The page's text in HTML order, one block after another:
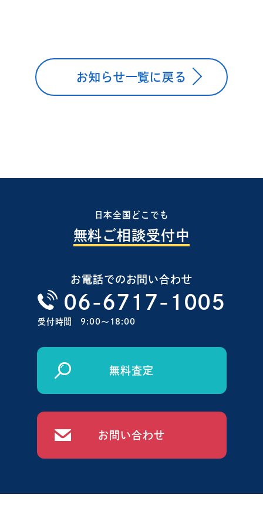
お知らせ一覧に戻る
日本全国どこでも
無料ご相談受付中
お電話でのお問い合わせ
06-6717-1005
受付時間 9:00〜18:00
無料査定
お問い合わせ